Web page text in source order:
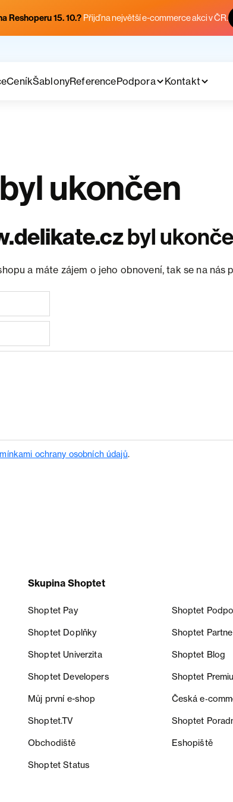
Reshoperu 15. 10.? Přijď na největší e-commerce akci v ČR.
CeníkŠablonyReferencePodpora Kontakt
ukončen
byl
a máte zájem o jeho obnovení, tak se na nás
ochrany osobních údajů.
Skupina Shoptet
Shoptet Pay Shoptet
Shoptet Doplňky Shoptet
Shoptet Univerzita Shoptet Blog
Shoptet Developers Shoptet
Můj první e-shop Česká
Shoptet.TV Shoptet
Obchodiště Eshopiště
Shoptet Status